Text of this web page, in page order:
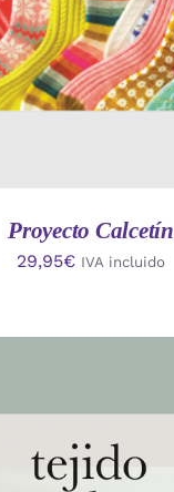
Proyecto Calcetín
29,95€ IVA incluido